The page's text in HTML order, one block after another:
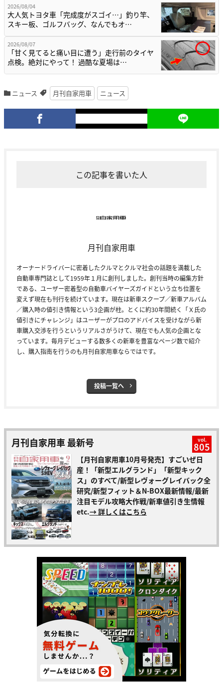
2026/08/04
大人気トヨタ車「完成度がスゴイ…」釣り竿、
スキー板、ゴルフバッグ、なんでもオ…
2026/08/07
「甘く見てると痛い目に遭う」走行前のタイヤ
点検。絶対にやって！ 過酷な夏場は…
ニュース 月刊自家用車 ニュース
この記事を書いた人
月刊自家用車
オーナードライバーに密着したクルマとクルマ社会の話題を満載した
自動車専門誌として1959年１月に創刊しました。創刊当時の編集方針
である、ユーザー密着型の自動車バイヤーズガイドという立ち位置を
変えず現在も刊行を続けています。現在は新車スクープ／新車アルバム
／購入時の値引き情報という3企画が柱。とくに約30年間続く「Ｘ氏の
値引きにチャレンジ」はユーザーがプロのアドバイスを受けながら新
車購入交渉を行うというリアルさがうけて、現在でも人気の企画とな
っています。毎月デビューする数多くの新車を豊富なページ数で紹介
し、購入指南を行うのも月刊自家用車ならではです。
投稿一覧へ
月刊自家用車 最新号 vol.
805
【月刊自家用車10月号発売】すごいぜ日
産！「新型エルグランド」「新型キック
ス」のすべて/新型レヴォーグレイバック全
研究/新型フィット＆N-BOX最新情報/最新
注目モデル攻略大作戦/新車値引き生情報
etc.→ 詳しくはこちら